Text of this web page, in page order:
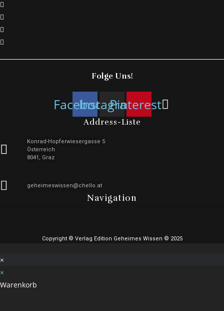
Folge Uns!
Facebook
Instagram
Pinterest
Address-Liste
Konrad-Hopferwiesergasse 5
Österreich
8041, Graz
geheimeswissen@chello.at
Navigation
Copyright © Verlag Edition Geheimes Wissen © 2025
×
×
Warenkorb